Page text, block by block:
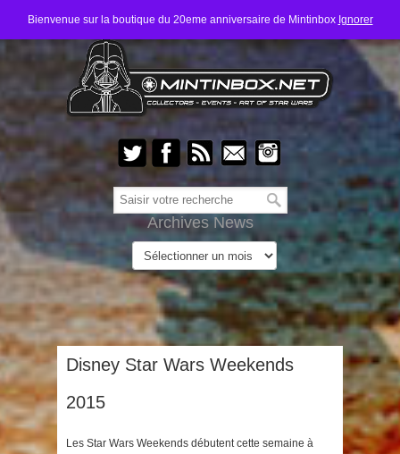
Bienvenue sur la boutique du 20eme anniversaire de Mintinbox Ignorer
Archives News
Disney Star Wars Weekends
2015
Les Star Wars Weekends débutent cette semaine à